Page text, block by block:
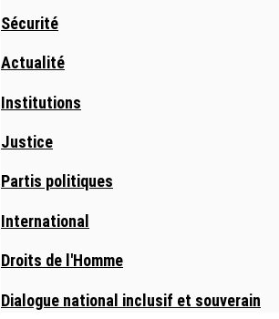
Sécurité
Actualité
Institutions
Justice
Partis politiques
International
Droits de l'Homme
Dialogue national inclusif et souverain